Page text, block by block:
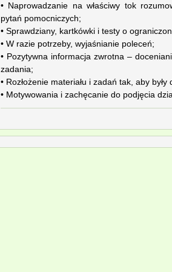
• Naprowadzanie na właściwy tok
pytań pomocniczych;
• Sprawdziany, kartkówki i testy o
• W razie potrzeby, wyjaśnianie poleceń;
• Pozytywna informacja zwrotna –
zadania;
• Rozłożenie materiału i zadań tak, aby
• Motywowania i zachęcanie do podjęcia